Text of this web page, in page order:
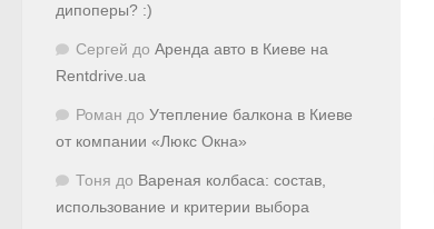
дипоперы? :)
Сергей до Аренда авто в Киеве на
Rentdrive.ua
Роман до Утепление балкона в Киеве
от компании «Люкс Окна»
Тоня до Вареная колбаса: состав,
использование и критерии выбора